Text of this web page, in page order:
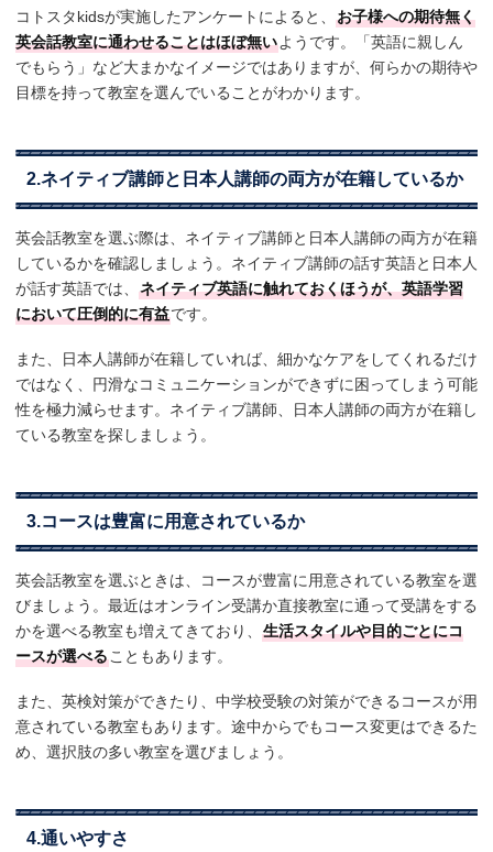
コトスタkidsが実施したアンケートによると、 お子様への期待無く
英会話教室に通わせることはほぼ無いようです。「英語に親しん
でもらう」など大まかなイメージではありますが、何らかの期待や
目標を持って教室を選んでいることがわかります。
2.ネイティブ講師と日本人講師の両方が在籍しているか
英会話教室を選ぶ際は、ネイティブ講師と日本人講師の両方が在籍
しているかを確認しましょう。ネイティブ講師の話す英語と日本人
が話す英語では、 ネイティブ英語に触れておくほうが、英語学習
において圧倒的に有益です。
また、日本人講師が在籍していれば、細かなケアをしてくれるだけ
ではなく、円滑なコミュニケーションができずに困ってしまう可能
性を極力減らせます。ネイティブ講師、日本人講師の両方が在籍し
ている教室を探しましょう。
3.コースは豊富に用意されているか
英会話教室を選ぶときは、コースが豊富に用意されている教室を選
びましょう。最近はオンライン受講か直接教室に通って受講をする
かを選べる教室も増えてきており、 生活スタイルや目的ごとにコ
ースが選べることもあります。
また、英検対策ができたり、中学校受験の対策ができるコースが用
意されている教室もあります。途中からでもコース変更はできるた
め、選択肢の多い教室を選びましょう。
4.通いやすさ